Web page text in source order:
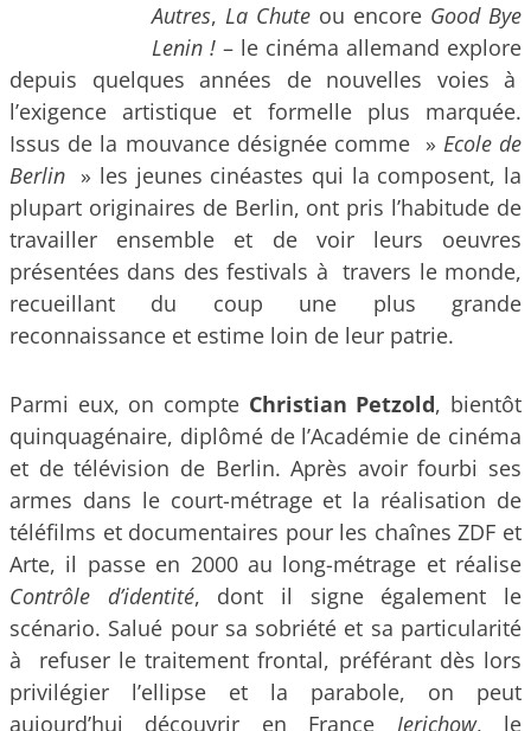
Autres, La Chute ou encore Good Bye
Lenin ! – le cinéma allemand explore
depuis quelques années de nouvelles voies à
l’exigence artistique et formelle plus marquée.
Issus de la mouvance désignée comme » Ecole de
Berlin » les jeunes cinéastes qui la composent, la
plupart originaires de Berlin, ont pris l’habitude de
travailler ensemble et de voir leurs oeuvres
présentées dans des festivals à travers le monde,
recueillant du coup une plus grande
reconnaissance et estime loin de leur patrie.
Parmi eux, on compte Christian Petzold, bientôt
quinquagénaire, diplômé de l’Académie de cinéma
et de télévision de Berlin. Après avoir fourbi ses
armes dans le court-métrage et la réalisation de
téléfilms et documentaires pour les chaînes ZDF et
Arte, il passe en 2000 au long-métrage et réalise
Contrôle d’identité, dont il signe également le
scénario. Salué pour sa sobriété et sa particularité
à refuser le traitement frontal, préférant dès lors
privilégier l’ellipse et la parabole, on peut
aujourd’hui découvrir en France Jerichow, le